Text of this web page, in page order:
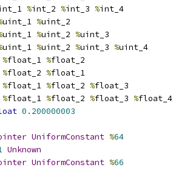
%int_2 %int_3 %int_4
uint_1 %uint_2
uint_1 %uint_2 %uint_3
uint_1 %uint_2 %uint_3 %uint_4
%float_1 %float_2
%float_2 %float_1
%float_1 %float_2 %float_3
%float_1 %float_2 %float_3 %float_4
0.200000003
UniformConstant %64
Unknown
UniformConstant %66